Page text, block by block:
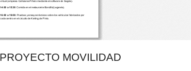
MOVILIDAD